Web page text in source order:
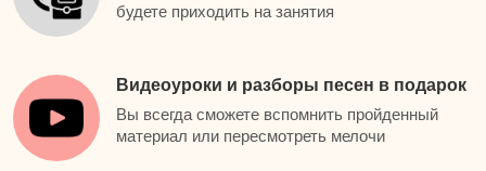
будете приходить на занятия
Видеоуроки и разборы песен в подарок
Вы всегда сможете вспомнить пройденный
материал или пересмотреть мелочи